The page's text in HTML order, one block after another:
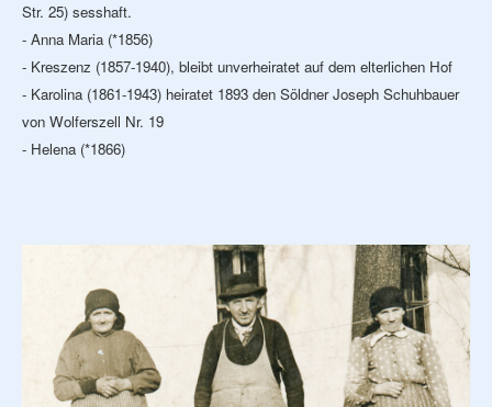
Str. 25) sesshaft.
- Anna Maria (*1856)
- Kreszenz (1857-1940), bleibt unverheiratet auf dem elterlichen Hof
- Karolina (1861-1943) heiratet 1893 den Söldner Joseph Schuhbauer
von Wolferszell Nr. 19
- Helena (*1866)